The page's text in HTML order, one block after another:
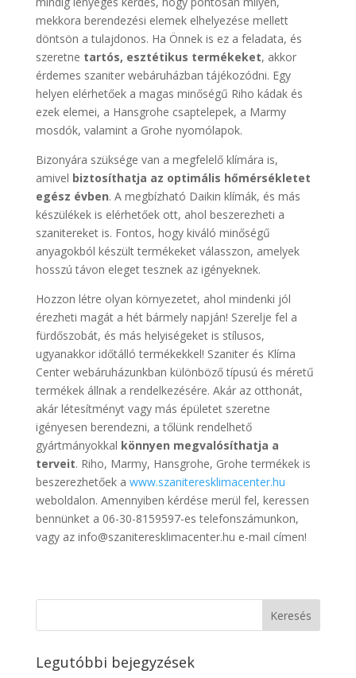
mekkora berendezési elemek elhelyezése mellett
döntsön a tulajdonos. Ha Önnek is ez a feladata, és
szeretne tartós, esztétikus termékeket, akkor
érdemes szaniter webáruházban tájékozódni. Egy
helyen elérhetőek a magas minőségű Riho kádak és
ezek elemei, a Hansgrohe csaptelepek, a Marmy
mosdók, valamint a Grohe nyomólapok.
Bizonyára szüksége van a megfelelő klímára is,
amivel biztosíthatja az optimális hőmérsékletet
egész évben. A megbízható Daikin klímák, és más
készülékek is elérhetőek ott, ahol beszerezheti a
szanitereket is. Fontos, hogy kiváló minőségű
anyagokból készült termékeket válasszon, amelyek
hosszú távon eleget tesznek az igényeknek.
Hozzon létre olyan környezetet, ahol mindenki jól
érezheti magát a hét bármely napján! Szerelje fel a
fürdőszobát, és más helyiségeket is stílusos,
ugyanakkor időtálló termékekkel! Szaniter és Klíma
Center webáruházunkban különböző típusú és méretű
termékek állnak a rendelkezésére. Akár az otthonát,
akár létesítményt vagy más épületet szeretne
igényesen berendezni, a tőlünk rendelhető
gyártmányokkal könnyen megvalósíthatja a
terveit. Riho, Marmy, Hansgrohe, Grohe termékek is
beszerezhetőek a www.szaniteresklimacenter.hu
weboldalon. Amennyiben kérdése merül fel, keressen
bennünket a 06-30-8159597-es telefonszámunkon,
vagy az info@szaniteresklimacenter.hu e-mail címen!
Legutóbbi bejegyzések